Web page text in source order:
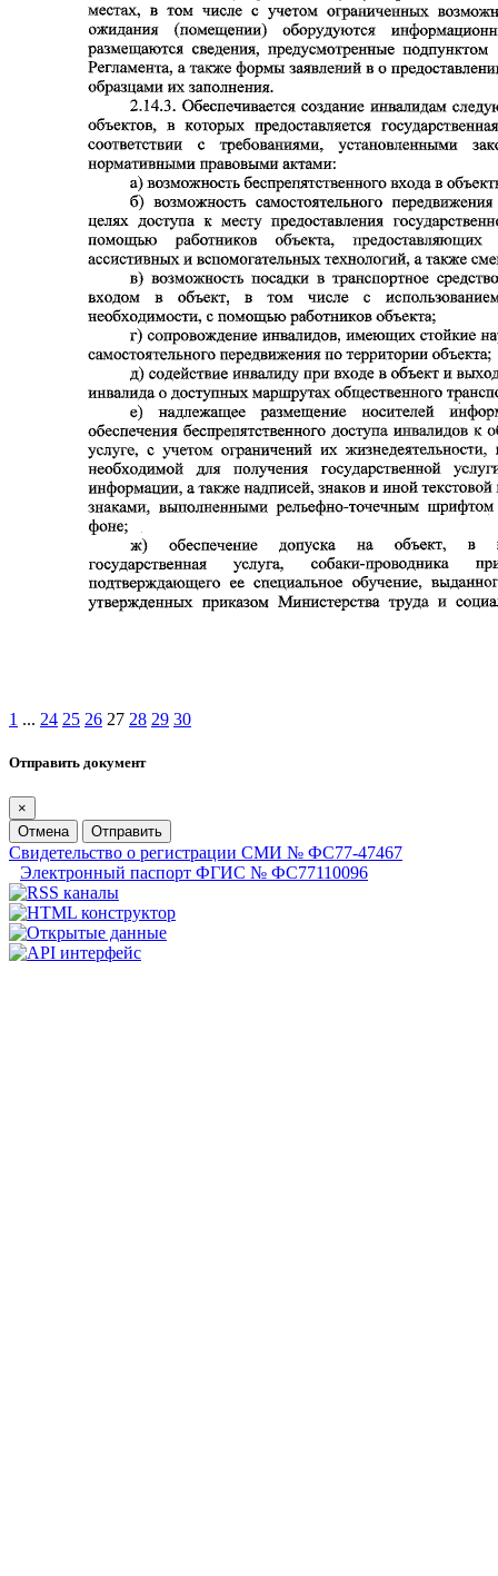
1 ... 24 25 26 27 28 29 30
Отправить документ
×
Отмена
Отправить
Свидетельство о регистрации СМИ № ФС77-47467
Электронный паспорт ФГИС № ФС77110096